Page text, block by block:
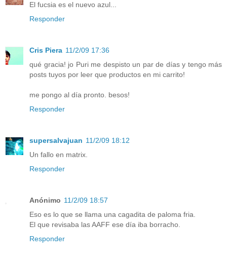
El fucsia es el nuevo azul...
Responder
Cris Piera 11/2/09 17:36
qué gracia! jo Puri me despisto un par de días y tengo más
posts tuyos por leer que productos en mi carrito!
me pongo al día pronto. besos!
Responder
supersalvajuan 11/2/09 18:12
Un fallo en matrix.
Responder
Anónimo 11/2/09 18:57
Eso es lo que se llama una cagadita de paloma fria.
El que revisaba las AAFF ese día iba borracho.
Responder